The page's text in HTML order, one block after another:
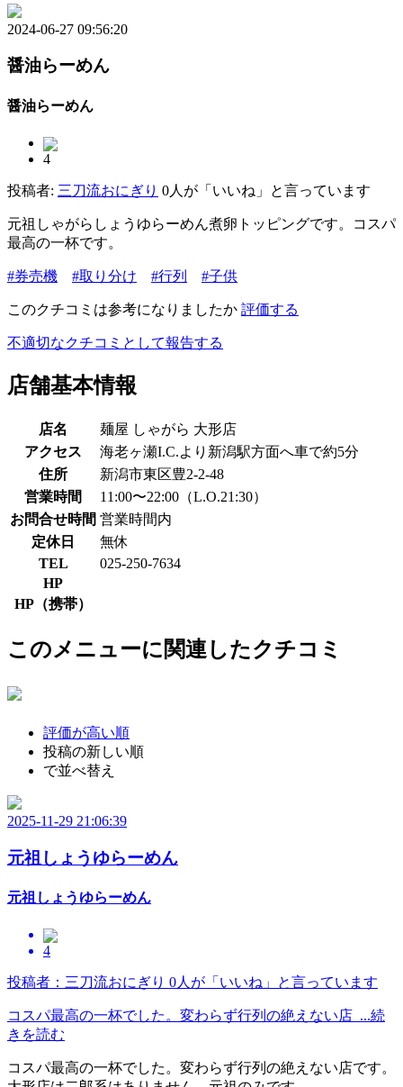
2024-06-27 09:56:20
醤油らーめん
醤油らーめん
4
投稿者: 三刀流おにぎり 0人が「いいね」と言っています
元祖しゃがらしょうゆらーめん煮卵トッピングです。コスパ
最高の一杯です。
#券売機 #取り分け #行列 #子供
このクチコミは参考になりましたか 評価する
不適切なクチコミとして報告する
店舗基本情報
店名
麺屋 しゃがら 大形店
アクセス
海老ヶ瀬I.C.より新潟駅方面へ車で約5分
住所
新潟市東区豊2-2-48
営業時間
11:00〜22:00（L.O.21:30）
お問合せ時間 営業時間内
定休日
無休
TEL
025-250-7634
HP
HP（携帯）
このメニューに関連したクチコミ
評価が高い順
投稿の新しい順
で並べ替え
2025-11-29 21:06:39
元祖しょうゆらーめん
元祖しょうゆらーめん
4
投稿者：三刀流おにぎり 0人が「いいね」と言っています
コスパ最高の一杯でした。変わらず行列の絶えない店 ...続
きを読む
コスパ最高の一杯でした。変わらず行列の絶えない店です。